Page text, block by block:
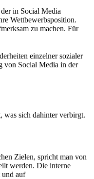
in Social Media
Wettbewerbsposition.
zu machen. Für
einzelner sozialer
von Social Media in der
was sich dahinter verbirgt.
Zielen, spricht man von
werden. Die interne
und auf